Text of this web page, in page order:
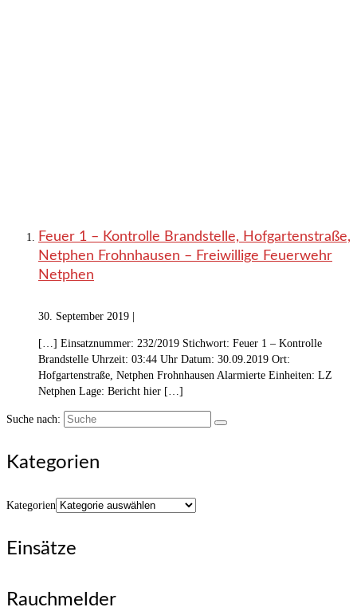
Feuer 1 – Kontrolle Brandstelle, Hofgartenstraße,
Netphen Frohnhausen – Freiwillige Feuerwehr
Netphen
30. September 2019
[…] Einsatznummer: 232/2019 Stichwort: Feuer 1 – Kontrolle
Brandstelle Uhrzeit: 03:44 Uhr Datum: 30.09.2019 Ort:
Hofgartenstraße, Netphen Frohnhausen Alarmierte Einheiten: LZ
Netphen Lage: Bericht hier […]
Suche nach:
Kategorien
Kategorien
Einsätze
Rauchmelder